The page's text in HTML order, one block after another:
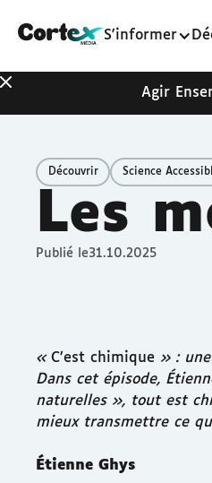
S'informer
Agir
Découvrir Science
Les
Publié le31.10.2025
« C’est chimique » :
Dans cet épisode,
naturelles », tout est
mieux transmettre ce
Étienne Ghys